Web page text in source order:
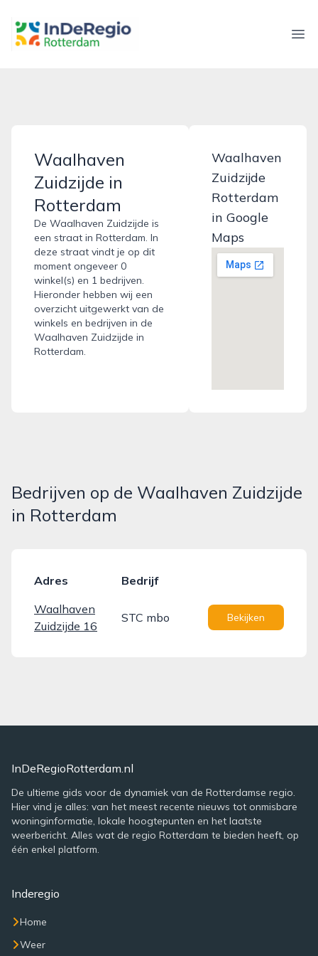
inderegiorotterdam.nl
Waalhaven
Zuidzijde in
Rotterdam
De Waalhaven Zuidzijde is
een straat in Rotterdam. In
deze straat vindt je op dit
moment ongeveer 0
winkel(s) en 1 bedrijven.
Hieronder hebben wij een
overzicht uitgewerkt van de
winkels en bedrijven in de
Waalhaven Zuidzijde in
Rotterdam.
Waalhaven
Zuidzijde
Rotterdam
in Google
Maps
Bedrijven op de Waalhaven Zuidzijde
in Rotterdam
Adres
Bedrijf
Waalhaven
Zuidzijde 16
STC mbo Bekijken
InDeRegioRotterdam.nl
De ultieme gids voor de dynamiek van de Rotterdamse regio.
Hier vind je alles: van het meest recente nieuws tot onmisbare
woninginformatie, lokale hoogtepunten en het laatste
weerbericht. Alles wat de regio Rotterdam te bieden heeft, op
één enkel platform.
Inderegio
Home
Weer